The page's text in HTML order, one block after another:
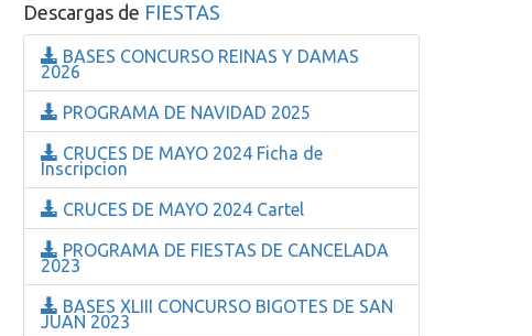
Descargas de FIESTAS
BASES CONCURSO REINAS Y DAMAS
2026
PROGRAMA DE NAVIDAD 2025
CRUCES DE MAYO 2024 Ficha de
Inscripcion
CRUCES DE MAYO 2024 Cartel
PROGRAMA DE FIESTAS DE CANCELADA
2023
BASES XLIII CONCURSO BIGOTES DE SAN
JUAN 2023